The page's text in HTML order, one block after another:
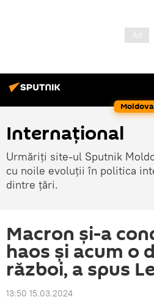
Moldova
Internațional
Urmăriți site-ul Sputnik
cu noile evoluții în politica
dintre țări.
Macron și-a
haos și acum o
război, a spus
13:50 15.03.2024